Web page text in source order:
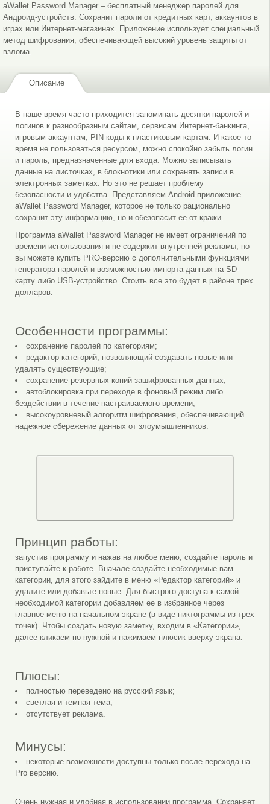
aWallet Password Manager – бесплатный менеджер паролей для
Андроид-устройств. Сохранит пароли от кредитных карт, аккаунтов в
играх или Интернет-магазинах. Приложение использует специальный
метод шифрования, обеспечивающей высокий уровень защиты от
взлома.
Описание
В наше время часто приходится запоминать десятки паролей и
логинов к разнообразным сайтам, сервисам Интернет-банкинга,
игровым аккаунтам, PIN-коды к пластиковым картам. И какое-то
время не пользоваться ресурсом, можно спокойно забыть логин
и пароль, предназначенные для входа. Можно записывать
данные на листочках, в блокнотики или сохранять записи в
электронных заметках. Но это не решает проблему
безопасности и удобства. Представляем Android-приложение
aWallet Password Manager, которое не только рационально
сохранит эту информацию, но и обезопасит ее от кражи.
Программа aWallet Password Manager не имеет ограничений по
времени использования и не содержит внутренней рекламы, но
вы можете купить PRO-версию с дополнительными функциями
генератора паролей и возможностью импорта данных на SD-
карту либо USB-устройство. Стоить все это будет в районе трех
долларов.
Особенности программы:
сохранение паролей по категориям;
редактор категорий, позволяющий создавать новые или
удалять существующие;
сохранение резервных копий зашифрованных данных;
автоблокировка при переходе в фоновый режим либо
бездействии в течение настраиваемого времени;
высокоуровневый алгоритм шифрования, обеспечивающий
надежное сбережение данных от злоумышленников.
Принцип работы:
запустив программу и нажав на любое меню, создайте пароль и
приступайте к работе. Вначале создайте необходимые вам
категории, для этого зайдите в меню «Редактор категорий» и
удалите или добавьте новые. Для быстрого доступа к самой
необходимой категории добавляем ее в избранное через
главное меню на начальном экране (в виде пиктограммы из трех
точек). Чтобы создать новую заметку, входим в «Категории»,
далее кликаем по нужной и нажимаем плюсик вверху экрана.
Плюсы:
полностью переведено на русский язык;
светлая и темная тема;
отсутствует реклама.
Минусы:
некоторые возможности доступны только после перехода на
Pro версию.
Очень нужная и удобная в использовании программа. Сохраняет